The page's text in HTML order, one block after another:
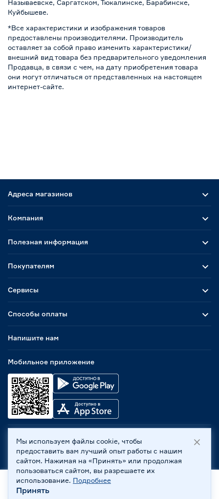
Называевске, Саргатском, Тюкалинске, Барабинске,
Куйбышеве.
*Все характеристики и изображения товаров
предоставлены производителями. Производитель
оставляет за собой право изменить характеристики/
внешний вид товара без предварительного уведомления
Продавца, в связи с чем, на дату приобретения товара
они могут отличаться от представленных на настоящем
интернет-сайте.
Адреса магазинов
Способы оплаты
Мобильное приложение
Компания
Полезная информация
Покупателям
Сервисы
Напишите нам
ООО «Бауцентр Рус» 2004 -2026, 236029, г. Калининград,
ул. А.Невского, 205. ИНН 7702596813, КПП 390601001 ©
Все права защищены
Политика обработки персональных данных
Правовая информация
Охрана труда
Главная
Мы используем файлы cookie, чтобы
предоставить вам лучший опыт работы с нашим
сайтом. Нажимая на «Принять» или продолжая
пользоваться сайтом, вы разрешаете их
использование. Подробнее
Принять